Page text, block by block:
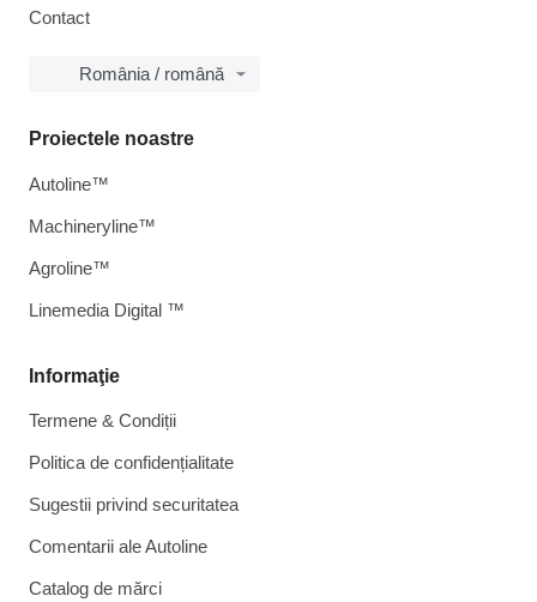
Contact
România / română
Informaţie
Termene & Condiții
Politica de confidențialitate
Sugestii privind securitatea
Comentarii ale Autoline
Catalog de mărcі
Proiectele noastre
Autoline™
Machineryline™
Agroline™
Linemedia Digital ™